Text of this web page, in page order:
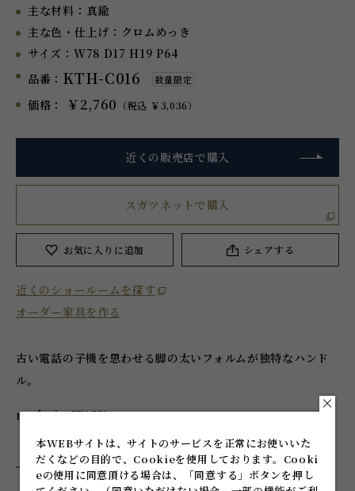
主な材料： 真鍮
主な色・仕上げ： クロムめっき
サイズ： W78 D17 H19 P64
品番： KTH-C016 数量限定
価格： ￥2,760 （税込 ￥3,036）
近くの販売店で購入
スガツネットで購入
お気に入り に追加 シェアする
近くのショールームを探す
オーダー家具を作る
古い電話の子機を思わせる脚の太いフォルムが独特なハンド
ル。
made in ITALY
注意事項
本WEBサイトは、サイトのサービスを正常にお使いいた
だくなどの目的で、Cookieを使用しております。 Cooki
eの使用に同意頂ける場合は、「同意する」ボタンを押し